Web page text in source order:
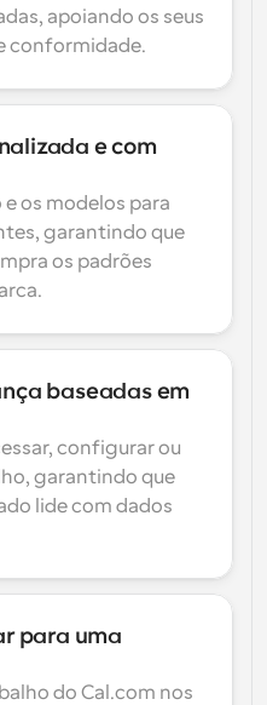
apoiando os seus
conformidade.
e com
os modelos para
garantindo que
os padrões
baseadas em
configurar ou
garantindo que
lide com dados
para uma
do Cal.com nos